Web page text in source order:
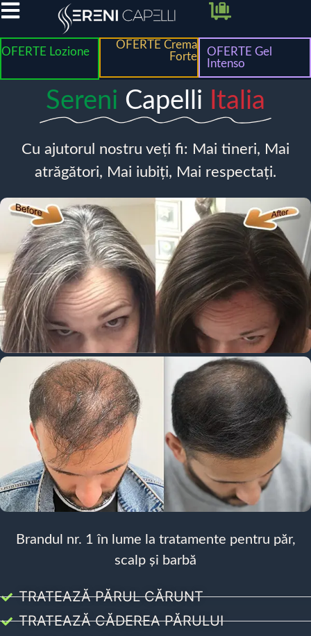
OFERTE Lozione
OFERTE Crema
Forte
OFERTE Gel
Intenso
Sereni Capelli Italia
Cu ajutorul nostru veți fi: Mai tineri, Mai
atrăgători, Mai iubiți, Mai respectați.
Brandul nr. 1 în lume la tratamente pentru păr,
scalp și barbă
TRATEAZĂ PĂRUL CĂRUNT
TRATEAZĂ CĂDEREA PĂRULUI